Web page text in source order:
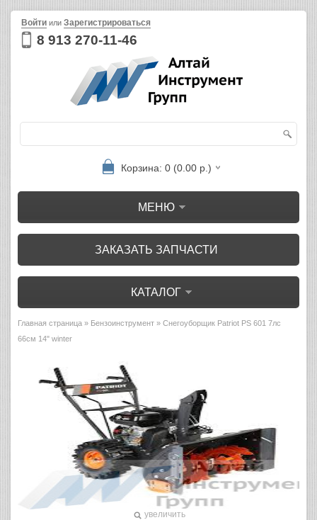
8 913 270-11-46
Войти или Зарегистрироваться
Корзина: 0 (0.00 р.)
МЕНЮ
ЗАКАЗАТЬ ЗАПЧАСТИ
КАТАЛОГ
Главная страница » Бензоинструмент » Снегоуборщик Patriot PS 601 7лс
66см 14" winter
увеличить